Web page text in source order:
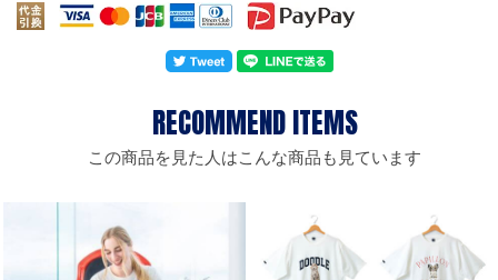
この商品を見た人はこんな商品も見ています